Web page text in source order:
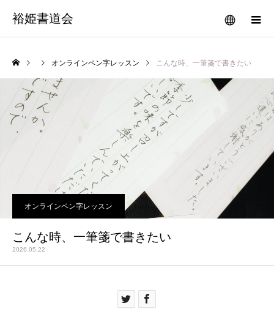
裕姫書道会
オンラインペン字レッスン こんな時、一筆箋で書きたい
オンラインペン字レッスン
こんな時、一筆箋で書きたい
2026.05.22